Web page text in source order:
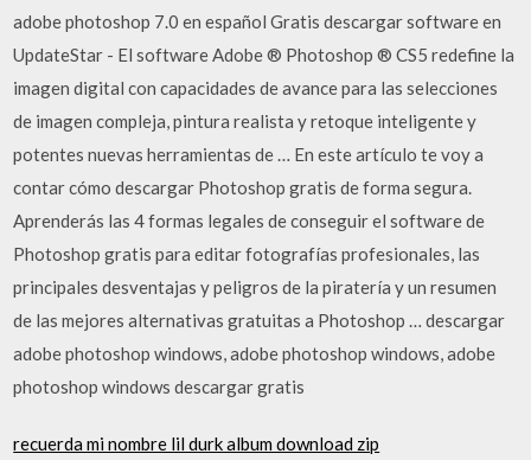
adobe photoshop 7.0 en español Gratis descargar software en
UpdateStar - El software Adobe ® Photoshop ® CS5 redefine la
imagen digital con capacidades de avance para las selecciones
de imagen compleja, pintura realista y retoque inteligente y
potentes nuevas herramientas de … En este artículo te voy a
contar cómo descargar Photoshop gratis de forma segura.
Aprenderás las 4 formas legales de conseguir el software de
Photoshop gratis para editar fotografías profesionales, las
principales desventajas y peligros de la piratería y un resumen
de las mejores alternativas gratuitas a Photoshop … descargar
adobe photoshop windows, adobe photoshop windows, adobe
photoshop windows descargar gratis
recuerda mi nombre lil durk album download zip